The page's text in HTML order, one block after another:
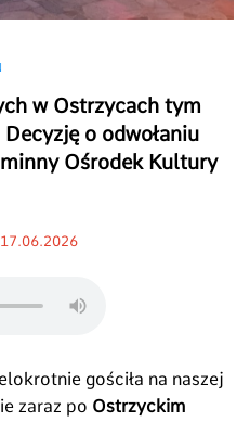
w Ostrzycach tym
o odwołaniu
Ośrodek Kultury
17.06.2026
gościła na naszej
zaraz po Ostrzyckim